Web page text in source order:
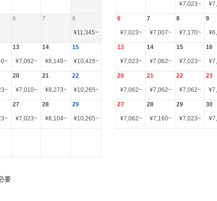
6 7 8
¥11,345~
~
13
¥7,092~
14
¥8,148~
15
¥10,428~
~
20
¥7,010~
21
¥8,273~
22
¥10,265~
~
27
¥7,023~
28
¥8,104~
29
¥10,265~
¥7,023~ ¥
6
¥7,023~
7
¥7,007~
8
¥7,170~
9
¥
13
¥7,023~
14
¥7,062~
15
¥7,023~
16
¥
20
¥7,062~
21
¥7,062~
22
¥7,062~
23
¥
27
¥7,062~
28
¥7,160~
29
¥7,023~
30
¥
要